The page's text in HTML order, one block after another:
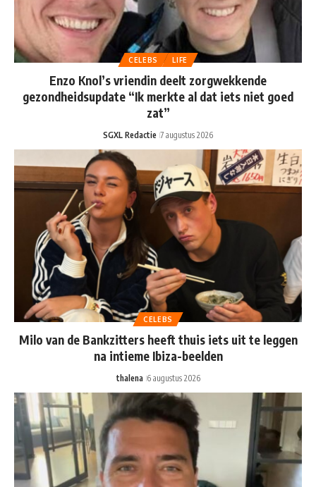
CELEBS LIFE
Enzo Knol’s vriendin deelt zorgwekkende
gezondheidsupdate “Ik merkte al dat iets niet goed
zat”
SGXL Redactie 7 augustus 2026
CELEBS
Milo van de Bankzitters heeft thuis iets uit te leggen
na intieme Ibiza-beelden
thalena 6 augustus 2026